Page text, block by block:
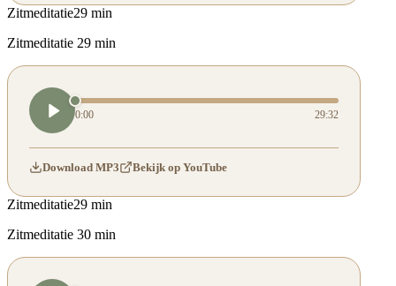
Zitmeditatie29 min
Zitmeditatie 29 min
0:00 29:32
Download MP3 Bekijk op YouTube
Zitmeditatie29 min
Zitmeditatie 30 min